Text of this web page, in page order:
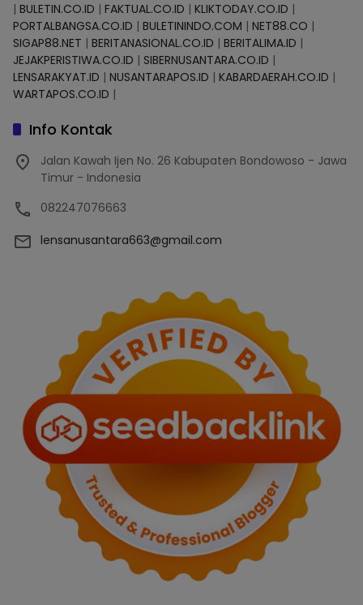
| BULETIN.CO.ID | FAKTUAL.CO.ID | KLIKTODAY.CO.ID |
PORTALBANGSA.CO.ID | BULETININDO.COM | NET88.CO |
SIGAP88.NET | BERITANASIONAL.CO.ID | BERITALIMA.ID |
JEJAKPERISTIWA.CO.ID | SIBERNUSANTARA.CO.ID |
LENSARAKYAT.ID | NUSANTARAPOS.ID | KABARDAERAH.CO.ID |
WARTAPOS.CO.ID |
Info Kontak
Jalan Kawah Ijen No. 26 Kabupaten Bondowoso - Jawa
Timur - Indonesia
082247076663
lensanusantara663@gmail.com